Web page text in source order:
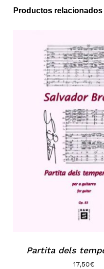
Productos relacionados
Partita dels
17,50€